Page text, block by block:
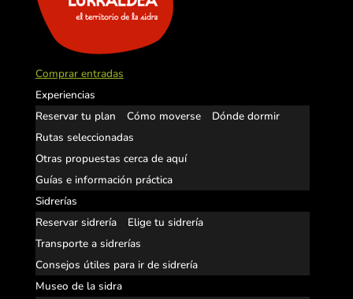
Comprar entradas
Experiencias
Reservar tu plan
Cómo moverse
Dónde dormir
Rutas seleccionadas
Otras propuestas cerca de aquí
Guías e información práctica
Sidrerías
Reservar sidrería
Elige tu sidrería
Transporte a sidrerías
Consejos útiles para ir de sidrería
Museo de la sidra